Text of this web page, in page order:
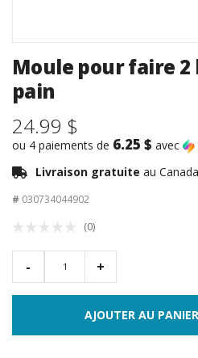
Moule pour faire
pain
24.99 $
ou 4 paiements de 6.25 $ avec
Livraison gratuite au
# 030734044902
(0)
- +
AJOUTER AU PANIER